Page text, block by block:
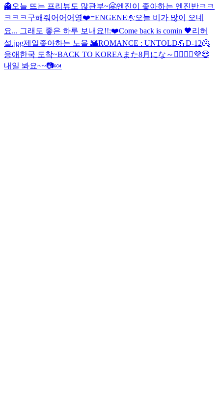
👻오늘 뜨는 프리뷰도 많관부~🤗엔진이 좋아하는 엔진반ㅋㅋ
ㅋㅋㅋ 구해줘어어어영❤️=ENGENE🌞오늘 비가 많이 오네
요... 그래도 좋은 하루 보내요!!:❤️Come back is comin 🖤리허
설.jpg제일좋아하는 노을 🌇ROMANCE : UNTOLD💪D-12🫠
응애 한국 도착~BACK TO KOREA また8月にな～🙋‍♂️🙋‍♂️ 💜😎
내일 봐요~~📷🍬